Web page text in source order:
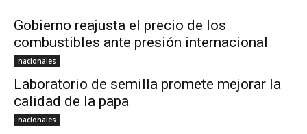
Gobierno reajusta el precio de los
combustibles ante presión internacional
nacionales
Laboratorio de semilla promete mejorar la
calidad de la papa
nacionales